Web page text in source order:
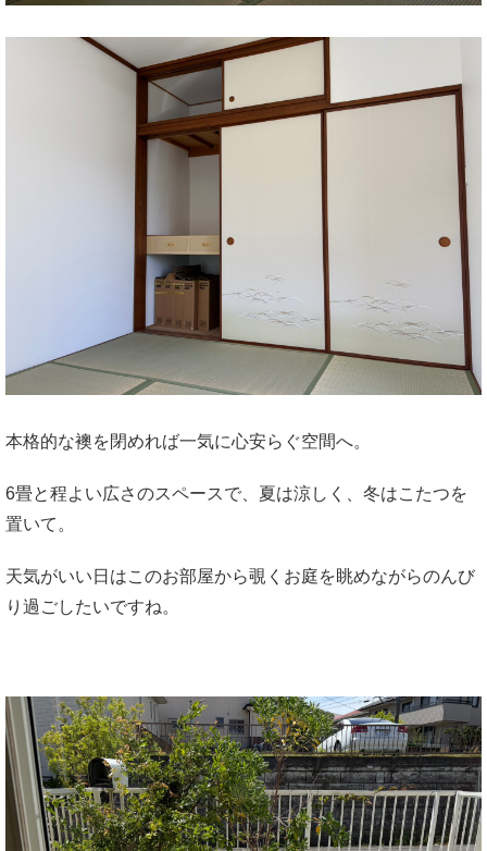
本格的な襖を閉めれば一気に心安らぐ空間へ。
6畳と程よい広さのスペースで、夏は涼しく、冬はこたつを
置いて。
天気がいい日はこのお部屋から覗くお庭を眺めながらのんび
り過ごしたいですね。